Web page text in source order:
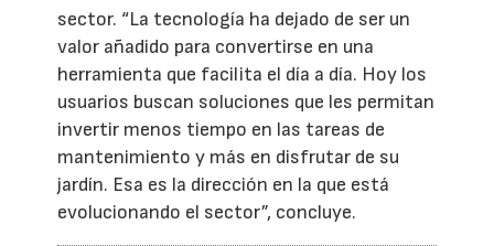
sector. “La tecnología ha dejado de ser un
valor añadido para convertirse en una
herramienta que facilita el día a día. Hoy los
usuarios buscan soluciones que les permitan
invertir menos tiempo en las tareas de
mantenimiento y más en disfrutar de su
jardín. Esa es la dirección en la que está
evolucionando el sector”, concluye.